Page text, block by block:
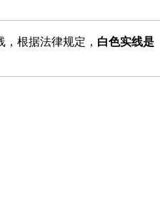
根据法律规定， 白色实线是